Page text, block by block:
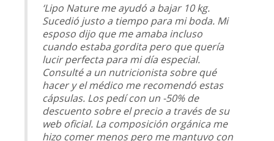
‘Lipo Nature me ayudó a bajar 10 kg.
Sucedió justo a tiempo para mi boda. Mi
esposo dijo que me amaba incluso
cuando estaba gordita pero que quería
lucir perfecta para mi día especial.
Consulté a un nutricionista sobre qué
hacer y el médico me recomendó estas
cápsulas. Los pedí con un -50% de
descuento sobre el precio a través de su
web oficial. La composición orgánica me
hizo comer menos pero me mantuvo con